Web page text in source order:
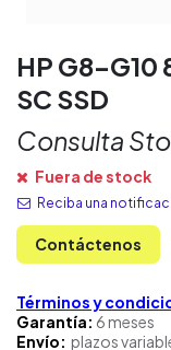
HP G8-G10
SC SSD
Consulta
Fuera de stock
Reciba una
Contáctenos
Términos y
Garantía: 6 meses
Envío: plazos